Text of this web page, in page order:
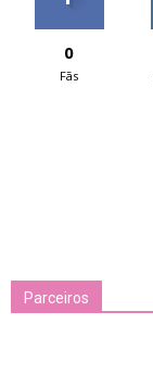
0
Fãs
Parceiros